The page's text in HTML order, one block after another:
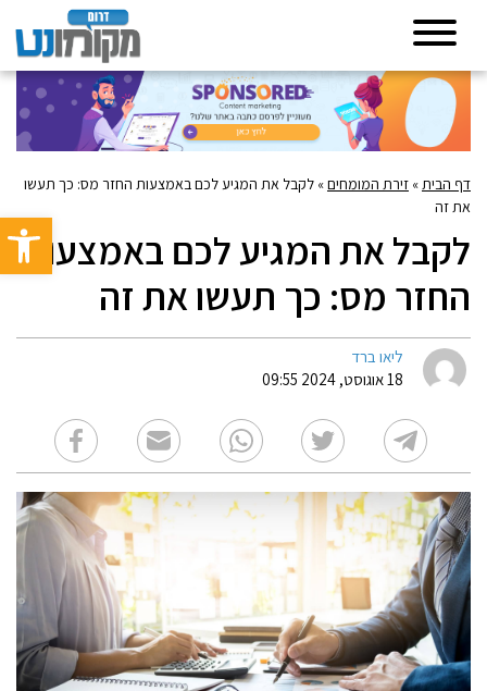
פתח
דף הבית» זירת המומחים» לקבל את המגיע לכם באמצעות החזר מס: כך תעשו
את זה
לקבל את המגיע לכם באמצעות
החזר מס: כך תעשו את זה
ליאו ברד
18 אוגוסט, 2024 09:55